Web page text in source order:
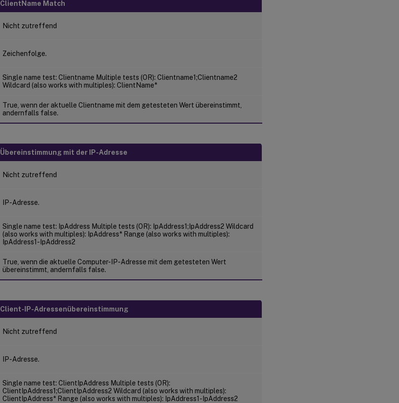
ClientName Match
Nicht zutreffend
Zeichenfolge.
Single name test: Clientname Multiple tests (OR): Clientname1;Clientname2
Wildcard (also works with multiples): ClientName*
True, wenn der aktuelle Clientname mit dem getesteten Wert übereinstimmt,
andernfalls false.
Übereinstimmung mit der IP-Adresse
Nicht zutreffend
IP-Adresse.
Single name test: IpAddress Multiple tests (OR): IpAddress1;IpAddress2 Wildcard
(also works with multiples): IpAddress* Range (also works with multiples):
IpAddress1-IpAddress2
True, wenn die aktuelle Computer-IP-Adresse mit dem getesteten Wert
übereinstimmt, andernfalls false.
Client-IP-Adressenübereinstimmung
Nicht zutreffend
IP-Adresse.
Single name test: ClientIpAddress Multiple tests (OR):
ClientIpAddress1;ClientIpAddress2 Wildcard (also works with multiples):
ClientIpAddress* Range (also works with multiples): IpAddress1-IpAddress2